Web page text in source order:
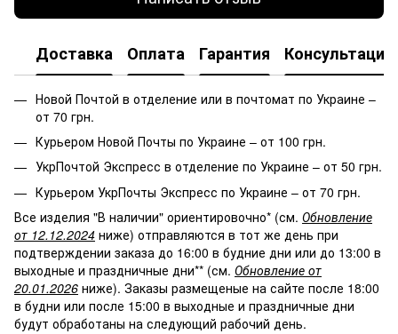
Доставка Оплата Гарантия Консультация
Новой Почтой в отделение или в почтомат по Украине –
от 70 грн.
Курьером Новой Почты по Украине – от 100 грн.
УкрПочтой Экспресс в отделение по Украине – от 50 грн.
Курьером УкрПочты Экспресс по Украине – от 70 грн.
Все изделия "В наличии" ориентировочно* (см. Обновление
от 12.12.2024 ниже) отправляются в тот же день при
подтверждении заказа до 16:00 в будние дни или до 13:00 в
выходные и праздничные дни** (см. Обновление от
20.01.2026 ниже). Заказы размещеные на сайте после 18:00
в будни или после 15:00 в выходные и праздничные дни
будут обработаны на следующий рабочий день.